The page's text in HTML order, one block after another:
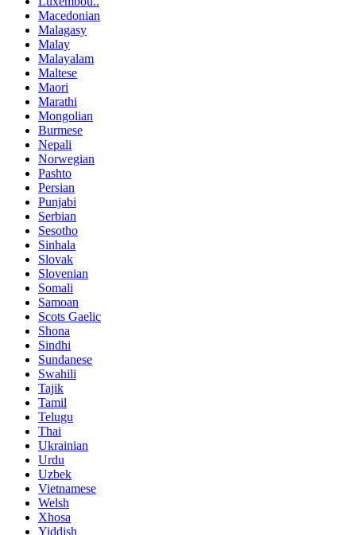
Macedonian
Malagasy
Malay
Malayalam
Maltese
Maori
Marathi
Mongolian
Burmese
Nepali
Norwegian
Pashto
Persian
Punjabi
Serbian
Sesotho
Sinhala
Slovak
Slovenian
Somali
Samoan
Scots Gaelic
Shona
Sindhi
Sundanese
Swahili
Tajik
Tamil
Telugu
Thai
Ukrainian
Urdu
Uzbek
Vietnamese
Welsh
Xhosa
Yiddish